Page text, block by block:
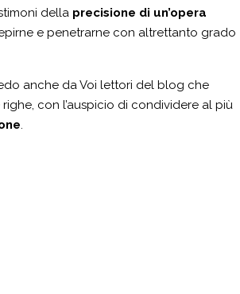
della precisione di un’opera
e penetrarne con altrettanto grado
anche da Voi lettori del blog che
con l’auspicio di condividere al più
.